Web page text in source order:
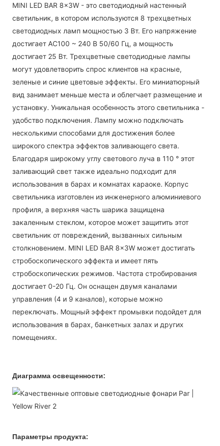
MINI LED BAR 8x3W - это светодиодный настенный
светильник, в котором используются 8 трехцветных
светодиодных ламп мощностью 3 Вт. Его напряжение
достигает AC100 ~ 240 В 50/60 Гц, а мощность
достигает 25 Вт. Трехцветные светодиодные лампы
могут удовлетворить спрос клиентов на красные,
зеленые и синие цветовые эффекты. Его миниатюрный
вид занимает меньше места и облегчает размещение и
установку. Уникальная особенность этого светильника -
удобство подключения. Лампу можно подключать
несколькими способами для достижения более
широкого спектра эффектов заливающего света.
Благодаря широкому углу светового луча в 110 ° этот
заливающий свет также идеально подходит для
использования в барах и комнатах караоке. Корпус
светильника изготовлен из инженерного алюминиевого
профиля, а верхняя часть шарика защищена
закаленным стеклом, которое может защитить этот
светильник от повреждений, вызванных сильным
столкновением. MINI LED BAR 8x3W может достигать
стробоскопического эффекта и имеет пять
стробоскопических режимов. Частота стробирования
достигает 0-20 Гц. Он оснащен двумя каналами
управления (4 и 9 каналов), которые можно
переключать. Мощный эффект промывки подойдет для
использования в барах, банкетных залах и других
помещениях.
Диаграмма освещенности:
Параметры продукта: